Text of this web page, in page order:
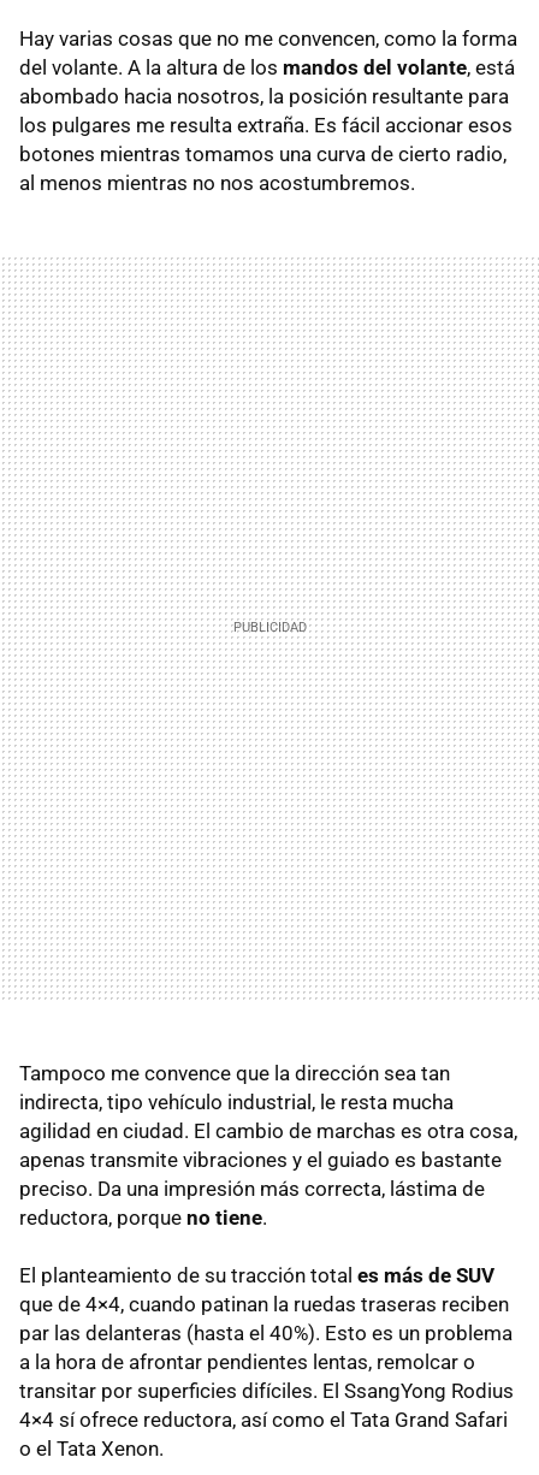
Hay varias cosas que no me convencen, como la forma
del volante. A la altura de los mandos del volante, está
abombado hacia nosotros, la posición resultante para
los pulgares me resulta extraña. Es fácil accionar esos
botones mientras tomamos una curva de cierto radio,
al menos mientras no nos acostumbremos.
Tampoco me convence que la dirección sea tan
indirecta, tipo vehículo industrial, le resta mucha
agilidad en ciudad. El cambio de marchas es otra cosa,
apenas transmite vibraciones y el guiado es bastante
preciso. Da una impresión más correcta, lástima de
reductora, porque no tiene.
El planteamiento de su tracción total es más de SUV
que de 4×4, cuando patinan la ruedas traseras reciben
par las delanteras (hasta el 40%). Esto es un problema
a la hora de afrontar pendientes lentas, remolcar o
transitar por superficies difíciles. El SsangYong Rodius
4×4 sí ofrece reductora, así como el Tata Grand Safari
o el Tata Xenon.